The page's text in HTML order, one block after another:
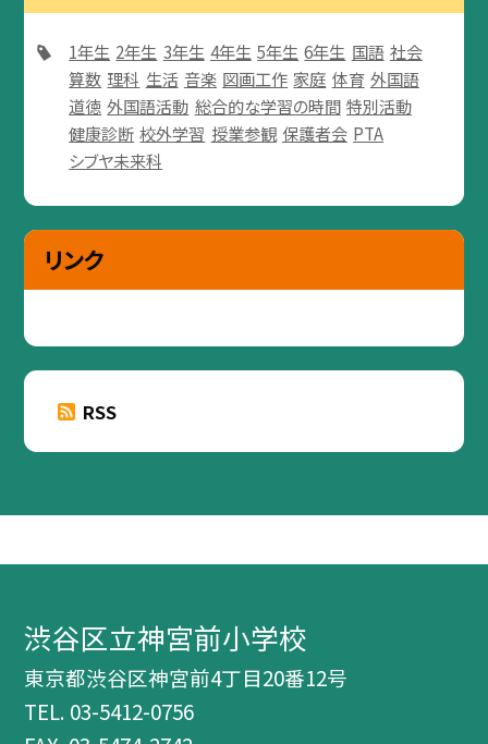
1年生 2年生 3年生 4年生 5年生 6年生 国語 社会
算数 理科 生活 音楽 図画工作 家庭 体育 外国語
道徳 外国語活動 総合的な学習の時間 特別活動
健康診断 校外学習 授業参観 保護者会 PTA
シブヤ未来科
リンク
RSS
渋谷区立神宮前小学校
東京都渋谷区神宮前4丁目20番12号
TEL. 03-5412-0756